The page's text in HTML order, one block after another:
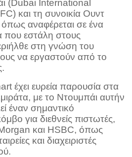
(Dubai International
και τη συνοικία Ουντ
αναφέρεται σε ένα
που εστάλη στους
στη γνώση του
να εργαστούν από το
έχει ευρεία παρουσία στα
με το Ντουμπάι αυτήν
έναν σημαντικό
για διεθνείς πιστωτές,
και HSBC, όπως
και διαχειριστές